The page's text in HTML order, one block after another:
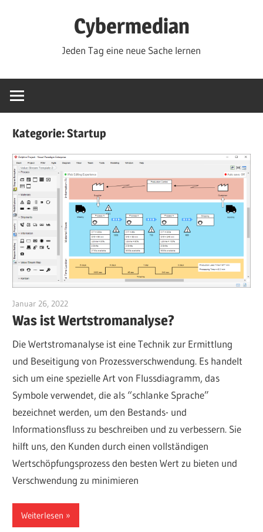
Cybermedian
Jeden Tag eine neue Sache lernen
Kategorie:Startup
Januar 26, 2022
Was ist Wertstromanalyse?
Die Wertstromanalyse ist eine Technik zur Ermittlung
und Beseitigung von Prozessverschwendung. Es handelt
sich um eine spezielle Art von Flussdiagramm, das
Symbole verwendet, die als “schlanke Sprache”
bezeichnet werden, um den Bestands- und
Informationsfluss zu beschreiben und zu verbessern. Sie
hilft uns, den Kunden durch einen vollständigen
Wertschöpfungsprozess den besten Wert zu bieten und
Verschwendung zu minimieren
Weiterlesen